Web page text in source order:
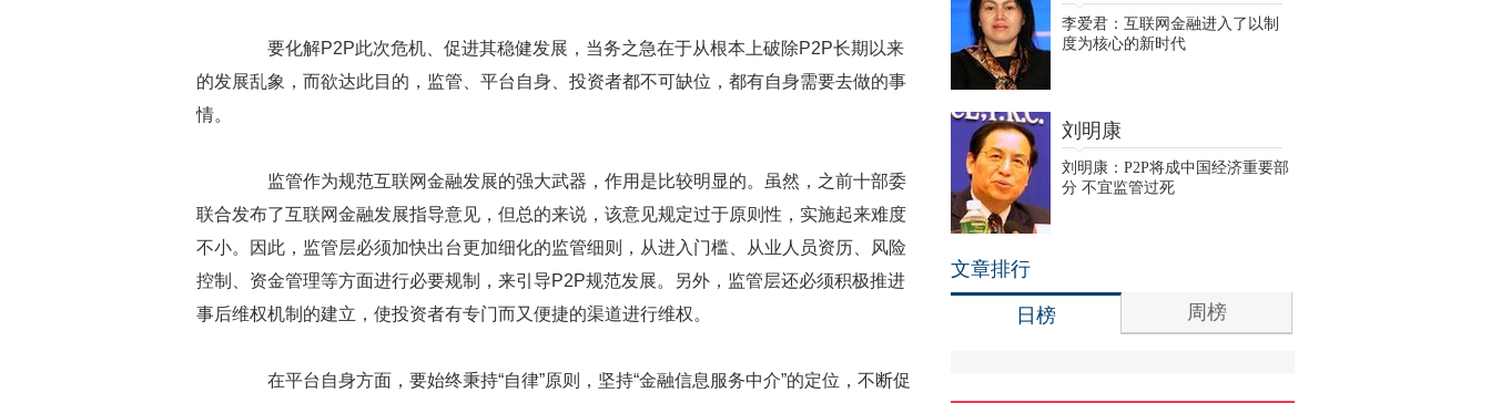
要化解P2P此次危机、促进其稳健发展，当务之急在于从根本上破除P2P长期以来
的发展乱象，而欲达此目的，监管、平台自身、投资者都不可缺位，都有自身需要去做的事
情。
监管作为规范互联网金融发展的强大武器，作用是比较明显的。虽然，之前十部委
联合发布了互联网金融发展指导意见，但总的来说，该意见规定过于原则性，实施起来难度
不小。因此，监管层必须加快出台更加细化的监管细则，从进入门槛、从业人员资历、风险
控制、资金管理等方面进行必要规制，来引导P2P规范发展。另外，监管层还必须积极推进
事后维权机制的建立，使投资者有专门而又便捷的渠道进行维权。
在平台自身方面，要始终秉持“自律”原则，坚持“金融信息服务中介”的定位，不断促
李爱君：互联网金融进入了以制
度为核心的新时代
刘明康
刘明康：P2P将成中国经济重要部
分 不宜监管过死
文章排行
日榜 周榜